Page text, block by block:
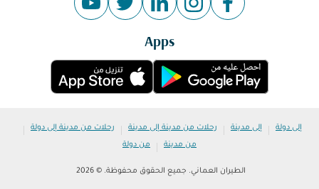
Apps
إلى دولة | إلى مدينة | رحلات من مدينة إلى مدينة | رحلات من مدينة إلى دولة |
من مدينة | من دولة
الطيران العماني. جميع الحقوق محفوظة. © 2026